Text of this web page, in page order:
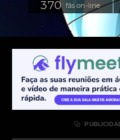
fãs on-line
